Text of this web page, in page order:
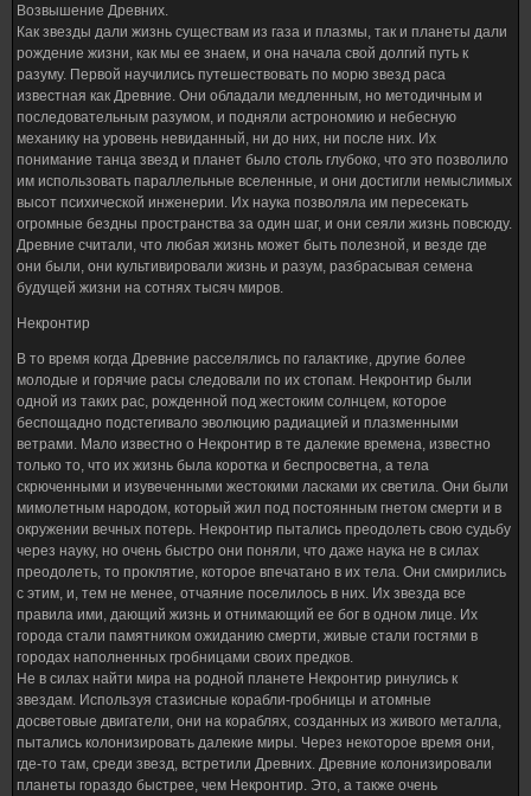
Возвышение Древних.
Как звезды дали жизнь существам из газа и плазмы, так и планеты дали
рождение жизни, как мы ее знаем, и она начала свой долгий путь к
разуму. Первой научились путешествовать по морю звезд раса
известная как Древние. Они обладали медленным, но методичным и
последовательным разумом, и подняли астрономию и небесную
механику на уровень невиданный, ни до них, ни после них. Их
понимание танца звезд и планет было столь глубоко, что это позволило
им использовать параллельные вселенные, и они достигли немыслимых
высот психической инженерии. Их наука позволяла им пересекать
огромные бездны пространства за один шаг, и они сеяли жизнь повсюду.
Древние считали, что любая жизнь может быть полезной, и везде где
они были, они культивировали жизнь и разум, разбрасывая семена
будущей жизни на сотнях тысяч миров.
Некронтир
В то время когда Древние расселялись по галактике, другие более
молодые и горячие расы следовали по их стопам. Некронтир были
одной из таких рас, рожденной под жестоким солнцем, которое
беспощадно подстегивало эволюцию радиацией и плазменными
ветрами. Мало известно о Некронтир в те далекие времена, известно
только то, что их жизнь была коротка и беспросветна, а тела
скрюченными и изувеченными жестокими ласками их светила. Они были
мимолетным народом, который жил под постоянным гнетом смерти и в
окружении вечных потерь. Некронтир пытались преодолеть свою судьбу
через науку, но очень быстро они поняли, что даже наука не в силах
преодолеть, то проклятие, которое впечатано в их тела. Они смирились
с этим, и, тем не менее, отчаяние поселилось в них. Их звезда все
правила ими, дающий жизнь и отнимающий ее бог в одном лице. Их
города стали памятником ожиданию смерти, живые стали гостями в
городах наполненных гробницами своих предков.
Не в силах найти мира на родной планете Некронтир ринулись к
звездам. Используя стазисные корабли-гробницы и атомные
досветовые двигатели, они на кораблях, созданных из живого металла,
пытались колонизировать далекие миры. Через некоторое время они,
где-то там, среди звезд, встретили Древних. Древние колонизировали
планеты гораздо быстрее, чем Некронтир. Это, а также очень